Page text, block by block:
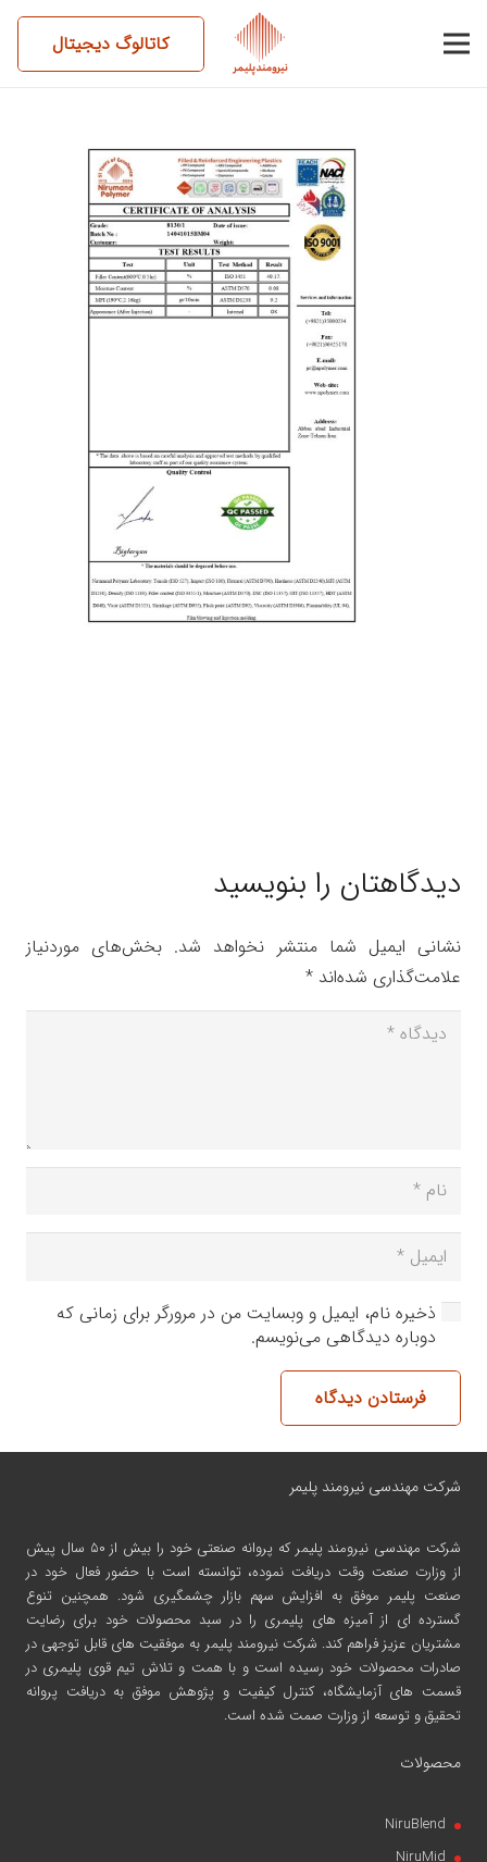
کاتالوگ دیجیتال
14041015BM04-PE40CB-
HD60-8130,1
دیدگاهتان را بنویسید
نشانی ایمیل شما منتشر نخواهد شد. بخش‌های موردنیاز
علامت‌گذاری شده‌اند *
ذخیره نام، ایمیل و وبسایت من در مرورگر برای زمانی که
دوباره دیدگاهی می‌نویسم.
فرستادن دیدگاه
شرکت مهندسی نیرومند پلیمر
شرکت مهندسی نیرومند پلیمر
که پروانه صنعتی خود را بیش از ۵۰ سال پیش
از وزارت صنعت وقت دریافت نموده، توانسته است با حضور فعال خود در
صنعت پلیمر موفق به افزایش سهم بازار چشمگیری شود. همچنین تنوع
گسترده ای از آمیزه های پلیمری را در سبد محصولات خود برای رضایت
مشتریان عزیز فراهم کند. شرکت نیرومند پلیمر به موفقیت های قابل توجهی در
صادرات محصولات خود رسیده است و با همت و تلاش تیم قوی پلیمری در
قسمت های آزمایشگاه، کنترل کیفیت و پژوهش موفق به دریافت پروانه
تحقیق و توسعه از وزارت صمت شده است.
محصولات
NiruBlend